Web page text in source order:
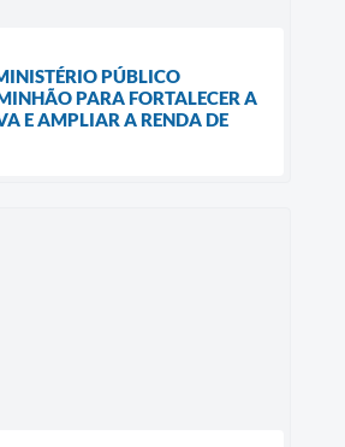
PÚBLICO
PARA FORTALECER A
E AMPLIAR A RENDA DE